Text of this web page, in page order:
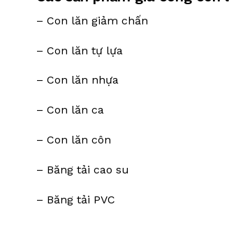
– Con lăn giảm chấn
– Con lăn tự lựa
– Con lăn nhựa
– Con lăn ca
– Con lăn côn
– Băng tải cao su
– Băng tải PVC